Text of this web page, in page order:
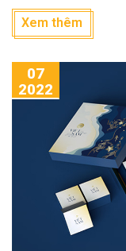
dần trở thành vật
công việc nói riêng
Xem thêm
07
2022